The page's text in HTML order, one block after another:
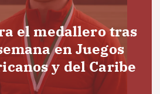
el medallero tras
en Juegos
y del Caribe